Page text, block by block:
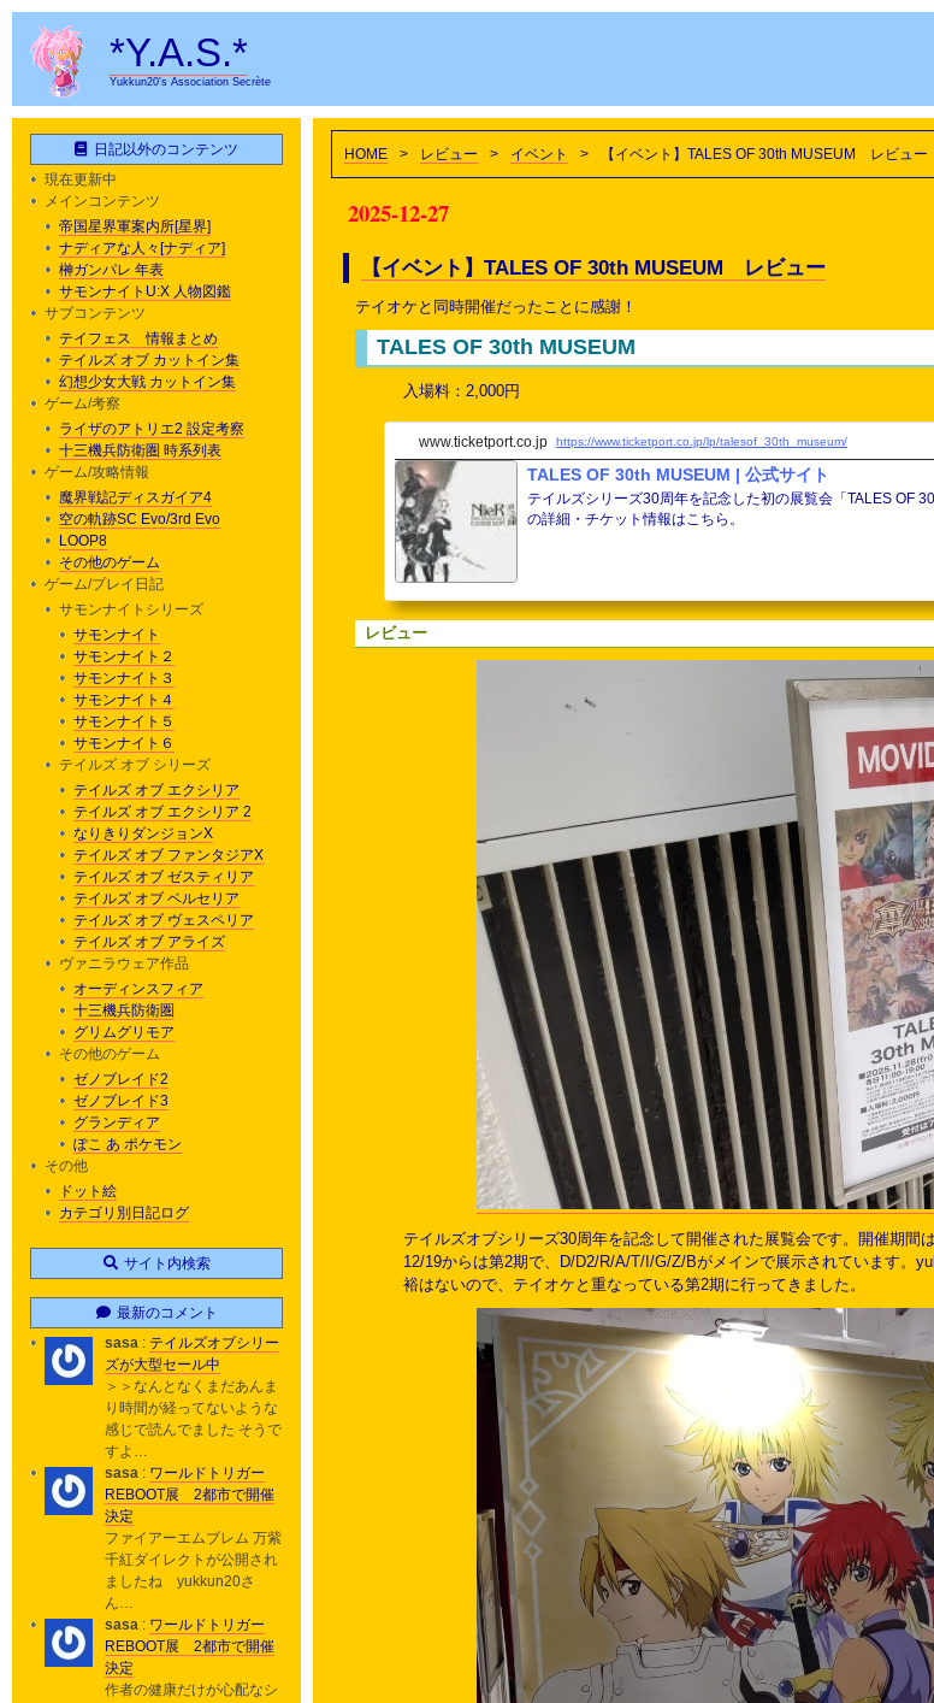
*Y.A.S.*
Yukkun20's Association Secrète
HOME > レビュー > イベント > 【イベント】TALES OF 30th MUSEUM レビュー
2025-12-27
【イベント】TALES OF 30th MUSEUM レビュー
テイオケと同時開催だったことに感謝！
TALES OF 30th MUSEUM
入場料：2,000円
www.ticketport.co.jp https://www.ticketport.co.jp/lp/talesof_30th_museum/
TALES OF 30th MUSEUM | 公式サイト
テイルズシリーズ30周年を記念した初の展覧会「TALES OF
の詳細・チケット情報はこちら。
レビュー
テイルズオブシリーズ30周年を記念して開催された展覧会です。開催期
12/19からは第2期で、D/D2/R/A/T/I/G/Z/Bがメインで展示されています
裕はないので、テイオケと重なっている第2期に行ってきました。
日記以外のコンテンツ
現在更新中
メインコンテンツ
帝国星界軍案内所[星界]
ナディアな人々[ナディア]
榊ガンパレ 年表
サモンナイトU:X 人物図鑑
サブコンテンツ
テイフェス 情報まとめ
テイルズ オブ カットイン集
幻想少女大戦 カットイン集
ゲーム/考察
ライザのアトリエ2 設定考察
十三機兵防衛圏 時系列表
ゲーム/攻略情報
魔界戦記ディスガイア4
空の軌跡SC Evo/3rd Evo
LOOP8
その他のゲーム
ゲーム/プレイ日記
サモンナイトシリーズ
サモンナイト
サモンナイト２
サモンナイト３
サモンナイト４
サモンナイト５
サモンナイト６
テイルズ オブ シリーズ
テイルズ オブ エクシリア
テイルズ オブ エクシリア 2
なりきりダンジョンX
テイルズ オブ ファンタジアX
テイルズ オブ ゼスティリア
テイルズ オブ ベルセリア
テイルズ オブ ヴェスペリア
テイルズ オブ アライズ
ヴァニラウェア作品
オーディンスフィア
十三機兵防衛圏
グリムグリモア
その他のゲーム
ゼノブレイド2
ゼノブレイド3
グランディア
ぽこ あ ポケモン
その他
ドット絵
カテゴリ別日記ログ
サイト内検索
最新のコメント
sasa : テイルズオブシリー
ズが大型セール中
＞＞なんとなくまだあんま
り時間が経ってないような
感じで読んでました そうで
すよ…
sasa : ワールドトリガー
REBOOT展 2都市で開催
決定
ファイアーエムブレム 万紫
千紅ダイレクトが公開され
ましたね yukkun20さ
ん…
sasa : ワールドトリガー
REBOOT展 2都市で開催
決定
作者の健康だけが心配なシ